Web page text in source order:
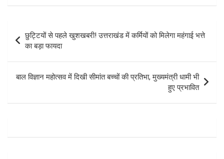
navigation
छुट्टियों से पहले खुशखबरी! उत्तराखंड में कर्मियों को मिलेगा महंगाई भत्ते
का बड़ा फायदा
बाल विज्ञान महोत्सव में दिखी सीमांत बच्चों की प्रतिभा, मुख्यमंत्री धामी भी
हुए प्रभावित